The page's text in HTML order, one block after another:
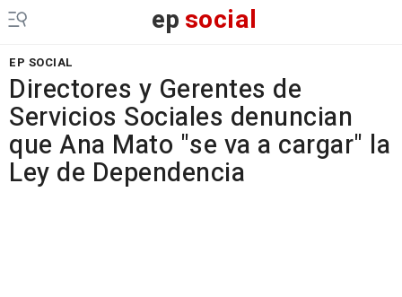
epsocial
EP SOCIAL
Directores y Gerentes de
Servicios Sociales denuncian
que Ana Mato "se va a cargar" la
Ley de Dependencia